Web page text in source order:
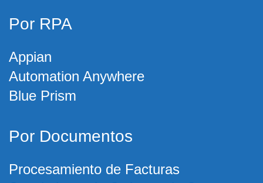
Por RPA
Appian
Automation Anywhere
Blue Prism
Por Documentos
Procesamiento de Facturas